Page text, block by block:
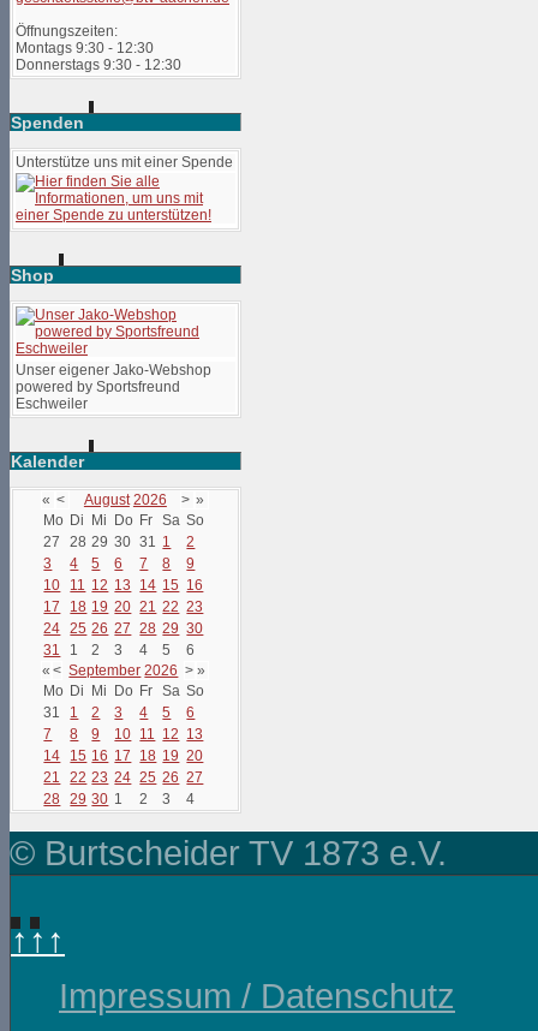
Öffnungszeiten:
Montags 9:30 - 12:30
Donnerstags 9:30 - 12:30
Spenden
Unterstütze uns mit einer Spende
Shop
Unser eigener Jako-Webshop
powered by Sportsfreund
Eschweiler
Kalender
« < August 2026 > »
Mo Di Mi Do Fr Sa So
27
28 29 30 31 1
2
3
4 5 6 7 8
9
10
11 12 13 14 15 16
17
18 19 20 21 22 23
24 25 26 27 28 29 30
31
1 2 3 4 5
6
« < September 2026 > »
Mo Di Mi Do Fr Sa So
31
1 2 3 4 5
6
7
8 9 10 11 12 13
14
15 16 17 18 19 20
21
22 23 24 25 26 27
28 29 30 1 2 3 4
© Burtscheider TV 1873 e.V.
↑↑↑
Impressum / Datenschutz